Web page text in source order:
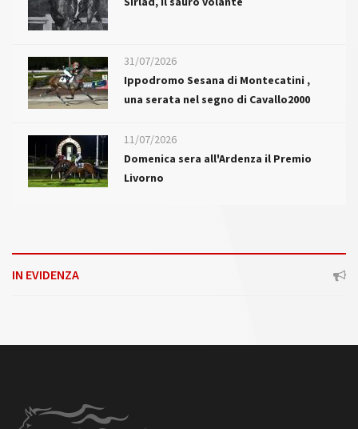
31/07/2026
Ippodromo Sesana di Montecatini ,
una serata nel segno di Cavallo2000
11/07/2026
Domenica sera all'Ardenza il Premio
Livorno
IN EVIDENZA